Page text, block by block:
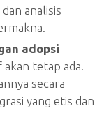
analisis
adopsi
tetap ada.
secara
yang etis dan